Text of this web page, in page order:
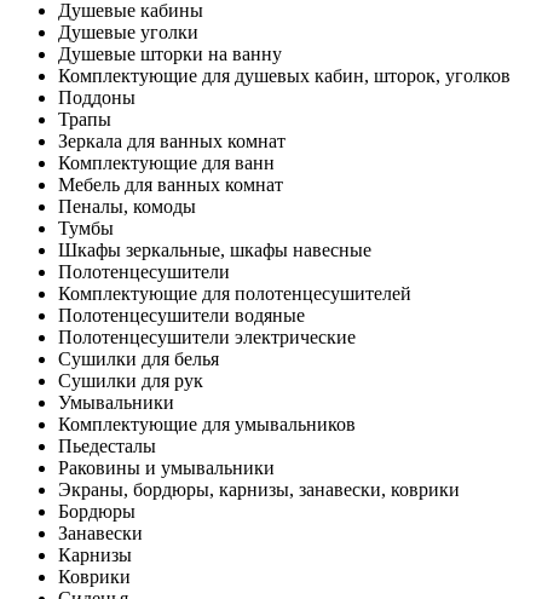
Душевые кабины
Душевые уголки
Душевые шторки на ванну
Комплектующие для душевых кабин, шторок, уголков
Поддоны
Трапы
Зеркала для ванных комнат
Комплектующие для ванн
Мебель для ванных комнат
Пеналы, комоды
Тумбы
Шкафы зеркальные, шкафы навесные
Полотенцесушители
Комплектующие для полотенцесушителей
Полотенцесушители водяные
Полотенцесушители электрические
Сушилки для белья
Сушилки для рук
Умывальники
Комплектующие для умывальников
Пьедесталы
Раковины и умывальники
Экраны, бордюры, карнизы, занавески, коврики
Бордюры
Занавески
Карнизы
Коврики